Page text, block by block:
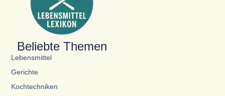
Beliebte Themen
Lebensmittel
Gerichte
Kochtechniken